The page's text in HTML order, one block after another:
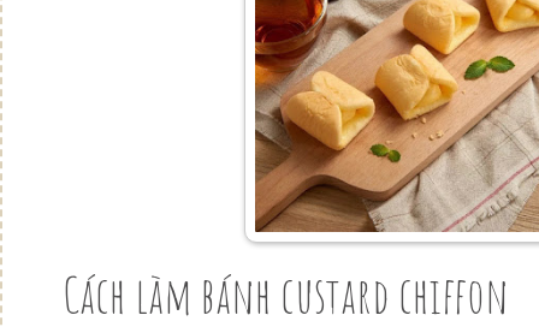
Cách làm bánh custard chiffon